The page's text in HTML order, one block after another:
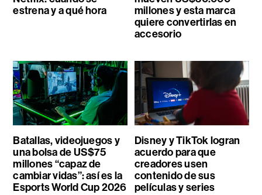
estrena y a qué hora
millones y esta marca
quiere convertirlas en
accesorio
Batallas, videojuegos y
una bolsa de US$75
millones “capaz de
cambiar vidas”: así es la
Esports World Cup 2026
Disney y TikTok logran
acuerdo para que
creadores usen
contenido de sus
películas y series